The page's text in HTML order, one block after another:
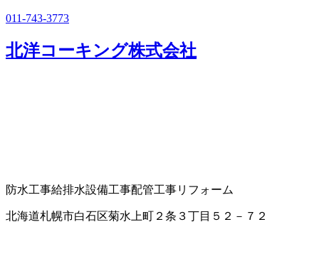
011-743-3773
北洋コーキング株式会社
防水工事給排水設備工事配管工事リフォーム
北海道札幌市白石区菊水上町２条３丁目５２－７２